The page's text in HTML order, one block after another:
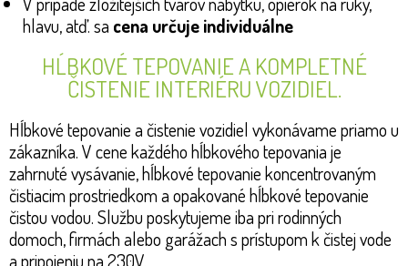
hlavu, atď. sa cena určuje individuálne
HĹBKOVÉ TEPOVANIE A KOMPLETNÉ
ČISTENIE INTERIÉRU VOZIDIEL.
Hĺbkové tepovanie a čistenie vozidiel vykonávame priamo u
zákazníka. V cene každého hĺbkového tepovania je
zahrnuté vysávanie, hĺbkové tepovanie koncentrovaným
čistiacim prostriedkom a opakované hĺbkové tepovanie
čistou vodou. Službu poskytujeme iba pri rodinných
domoch, firmách alebo garážach s prístupom k čistej vode
a pripojeniu na 230V.